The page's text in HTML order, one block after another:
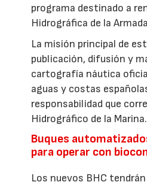
programa destinado a
Hidrográfica de la
La misión principal de
publicación, difusión y
cartografía náutica
aguas y costas
responsabilidad que
Hidrográfico de la Marina.
Buques
para operar con
Los nuevos BHC